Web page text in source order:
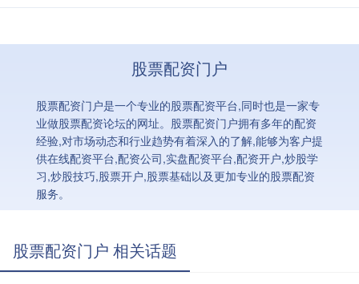
股票配资门户
股票配资门户是一个专业的股票配资平台,同时也是一家专
业做股票配资论坛的网址。股票配资门户拥有多年的配资
经验,对市场动态和行业趋势有着深入的了解,能够为客户提
供在线配资平台,配资公司,实盘配资平台,配资开户,炒股学
习,炒股技巧,股票开户,股票基础以及更加专业的股票配资
服务。
股票配资门户 相关话题